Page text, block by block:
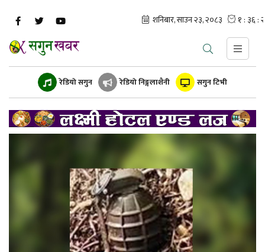
रेडियो सगुन रेडियो निङ्गलाशैनी सगुन टिभी